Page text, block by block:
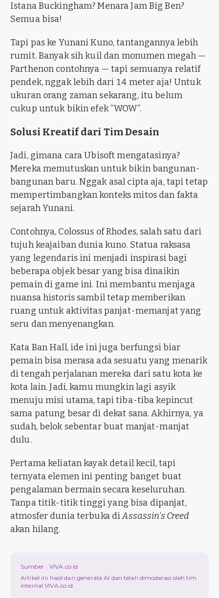
Istana Buckingham? Menara Jam Big Ben?
Semua bisa!
Tapi pas ke Yunani Kuno, tantangannya lebih
rumit. Banyak sih kuil dan monumen megah —
Parthenon contohnya — tapi semuanya relatif
pendek, nggak lebih dari 14 meter aja! Untuk
ukuran orang zaman sekarang, itu belum
cukup untuk bikin efek “WOW”.
Solusi Kreatif dari Tim Desain
Jadi, gimana cara Ubisoft mengatasinya?
Mereka memutuskan untuk bikin bangunan-
bangunan baru. Nggak asal cipta aja, tapi tetap
mempertimbangkan konteks mitos dan fakta
sejarah Yunani.
Contohnya, Colossus of Rhodes, salah satu dari
tujuh keajaiban dunia kuno. Statua raksasa
yang legendaris ini menjadi inspirasi bagi
beberapa objek besar yang bisa dinaikin
pemain di game ini. Ini membantu menjaga
nuansa historis sambil tetap memberikan
ruang untuk aktivitas panjat-memanjat yang
seru dan menyenangkan.
Kata Ban Hall, ide ini juga berfungsi biar
pemain bisa merasa ada sesuatu yang menarik
di tengah perjalanan mereka dari satu kota ke
kota lain. Jadi, kamu mungkin lagi asyik
menuju misi utama, tapi tiba-tiba kepincut
sama patung besar di dekat sana. Akhirnya, ya
sudah, belok sebentar buat manjat-manjat
dulu.
Pertama keliatan kayak detail kecil, tapi
ternyata elemen ini penting banget buat
pengalaman bermain secara keseluruhan.
Tanpa titik-titik tinggi yang bisa dipanjat,
atmosfer dunia terbuka diAssassin's Creed
akan hilang.
Sumber : VIVA.co.id
Artikel ini hasil dari generate AI dan telah dimoderasi oleh tim
internal VIVA.co.id